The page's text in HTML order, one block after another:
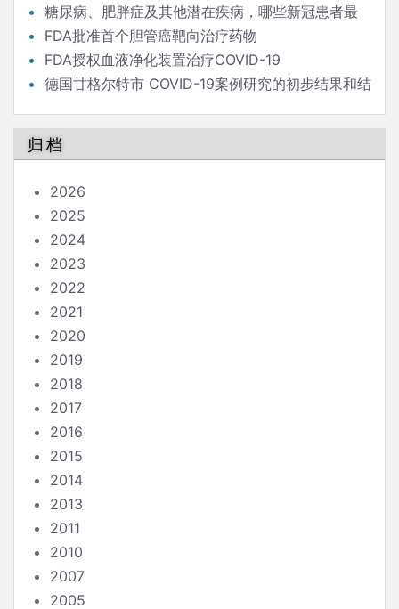
后的流行病学家
糖尿病、肥胖症及其他潜在疾病，哪些新冠患者最
危险？
FDA批准首个胆管癌靶向治疗药物
FDA授权血液净化装置治疗COVID-19
德国甘格尔特市 COVID-19案例研究的初步结果和结
归档
2026
2025
2024
2023
2022
2021
2020
2019
2018
2017
2016
2015
2014
2013
2011
2010
2007
2005